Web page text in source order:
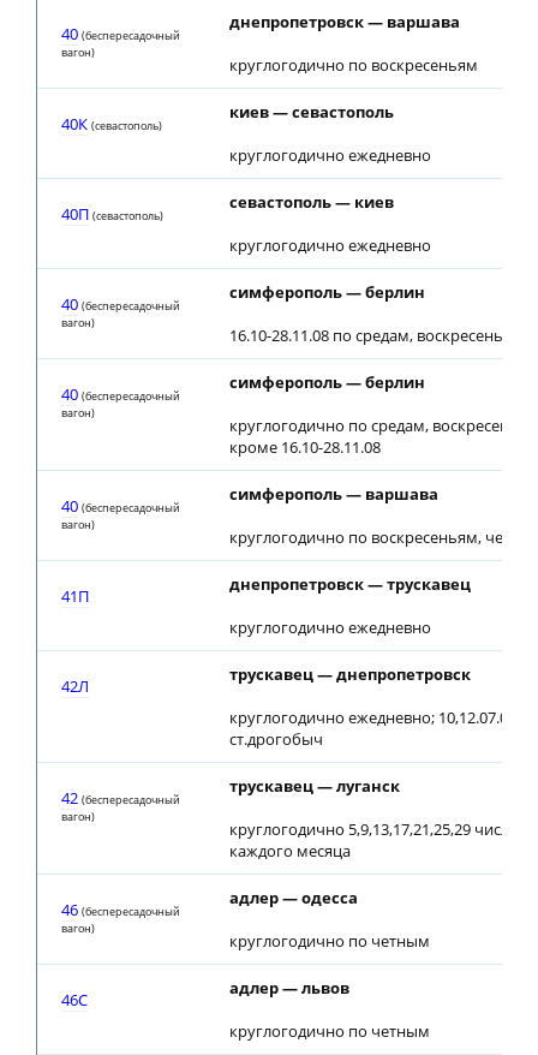
40 (беспересадочный
вагон)
днепропетровск — варшава
круглогодично по воскресеньям
40К (севастополь)
киев — севастополь
круглогодично ежедневно
40П (севастополь)
севастополь — киев
круглогодично ежедневно
40 (беспересадочный
вагон)
симферополь — берлин
16.10-28.11.08 по средам, воскресеньям
40 (беспересадочный
вагон)
симферополь — берлин
круглогодично по средам,
кроме 16.10-28.11.08
40 (беспересадочный
вагон)
симферополь — варшава
круглогодично по воскресеньям,
41П
днепропетровск — трускавец
круглогодично ежедневно
42Л
трускавец — днепропетровск
круглогодично ежедневно; 10,12.07.08 от
ст.дрогобыч
42 (беспересадочный
вагон)
трускавец — луганск
круглогодично 5,9,13,17,21,25,29 числа
каждого месяца
46 (беспересадочный
вагон)
адлер — одесса
круглогодично по четным
46С
адлер — львов
круглогодично по четным